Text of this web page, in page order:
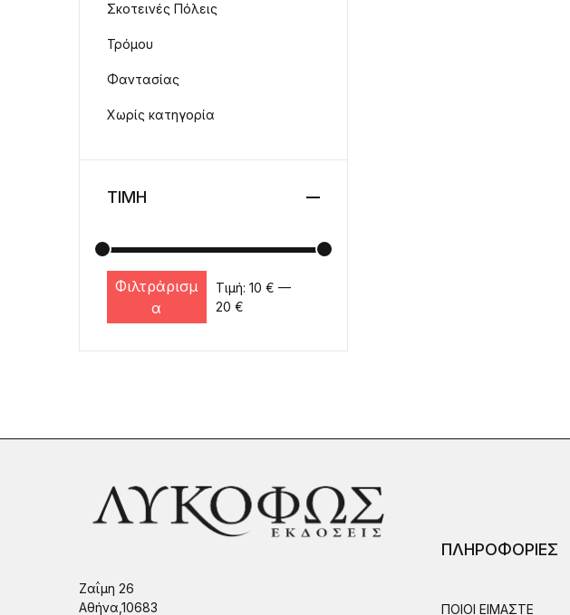
Σκοτεινές Πόλεις
Τρόμου
Φαντασίας
Χωρίς κατηγορία
ΤΙΜΗ
Ελάχιστη τιμή
Μέγιστη τιμή
Φιλτράρισμ
α
Τιμή: 10 € —
20 €
Ζαΐμη 26
Αθήνα,10683
ΠΛΗΡΟΦΟΡΙΕΣ
ΠΟΙΟΙ ΕΙΜΑΣΤΕ